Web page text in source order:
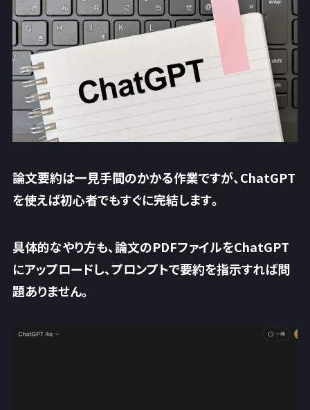
論文要約は一見手間のかかる作業ですが、ChatGPT
を使えば初心者でもすぐに完結します。
具体的なやり方も、論文のPDFファイルをChatGPT
にアップロードし、プロンプトで要約を指示すれば問
題ありません。